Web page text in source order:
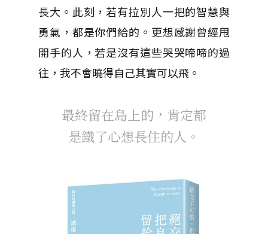
長大。此刻，若有拉別人一把的智慧與
勇氣，都是你們給的。更想感謝曾經甩
開手的人，若是沒有這些哭哭啼啼的過
往，我不會曉得自己其實可以飛。
最終留在島上的，肯定都
是鐵了心想長住的人。